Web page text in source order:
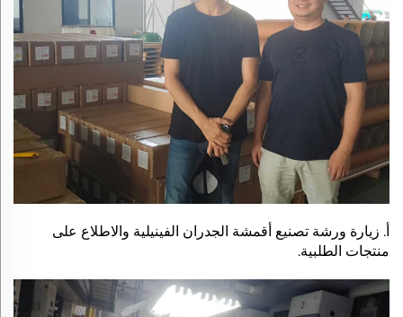
أ. زيارة ورشة تصنيع أقمشة الجدران الفينيلية والاطلاع على
منتجات الطلبية.